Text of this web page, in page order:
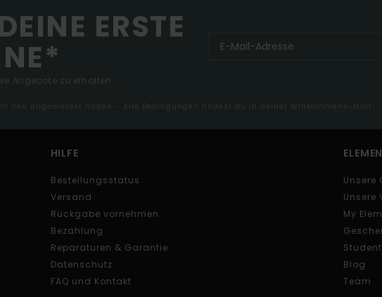
ERSTE
Angebote zu erhalten.
neu angemeldet haben - Alle Bedingungen findest du in deiner Willkommens-Mail
HILFE
Bestellungsstatus
Versand
Rückgabe vornehmen
Bezahlung
Reparaturen & Garantie
Datenschutz
FAQ und Kontakt
Unsere
Unsere
My
Blog
Team